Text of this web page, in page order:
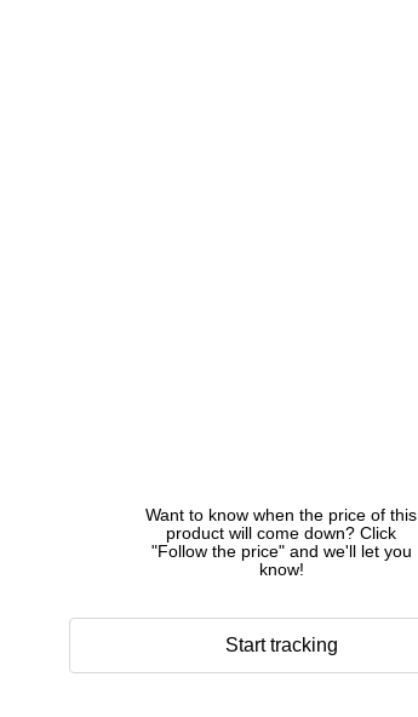
Want to know when the price of this
product will come down? Click
"Follow the price" and we'll let you
know!
Start tracking